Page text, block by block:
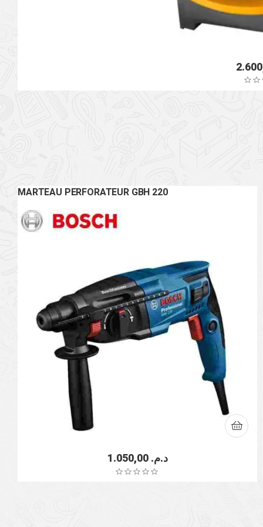
MARTEAU PERFORATEUR GBH 220
د.م.1.050,00